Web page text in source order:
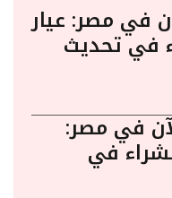
في مصر: عيار
للشراء في تحديث
في مصر:
يسجل 6745 للشراء في